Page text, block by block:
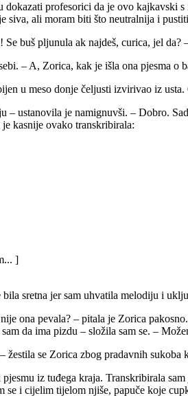
profesorici da je ovo kajkavski
ali moram biti što neutralnija i
buš pljunula ak najdeš, curica, jel
– A, Zorica, kak je išla ona pjesma o
u meso donje čeljusti izvirivao iz
– ustanovila je namignuvši. – Dobro.
kasnije ovako transkribirala:
]
sretna jer sam uhvatila melodiju i
ona pevala? – pitala je Zorica
da ima pizdu – složila sam se. –
žestila se Zorica zbog pradavnih
iz tuđega kraja. Transkribirala
i cijelim tijelom njiše, papuče koje